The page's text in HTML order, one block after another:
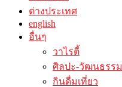
ต่างประเทศ
english
อื่นๆ
วาไรตี้
ศิลปะ-วัฒนธรรม
กินดื่มเที่ยว